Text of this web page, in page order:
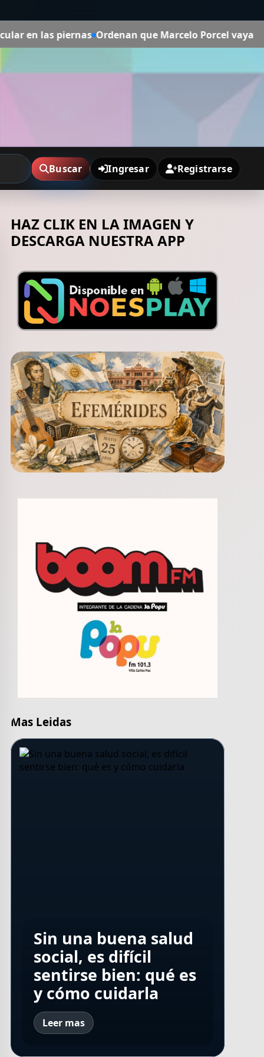
Ordenan que Marcelo Porcel vaya a juicio por el
Buscar Ingresar Registrarse
HAZ CLIK EN LA IMAGEN Y
DESCARGA NUESTRA APP
Mas Leidas
Lp(a): qué hay que
saber sobre este
nuevo y peligroso
factor de riesgo
Caída del cabello:
mitos y verdades
para evitarla
Sarcopenia: cómo
recuperar la fuerza
muscular en las
piernas
Sin una buena salud
social, es difícil
sentirse bien: qué es
y cómo cuidarla
Leer mas